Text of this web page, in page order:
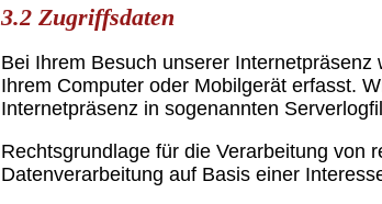
3.2 Zugriffsdaten
Bei Ihrem Besuch unserer
Ihrem Computer oder Mobilgerät erfasst.
Internetpräsenz in sogenannten
Rechtsgrundlage für die Verarbeitung von
Datenverarbeitung auf Basis einer